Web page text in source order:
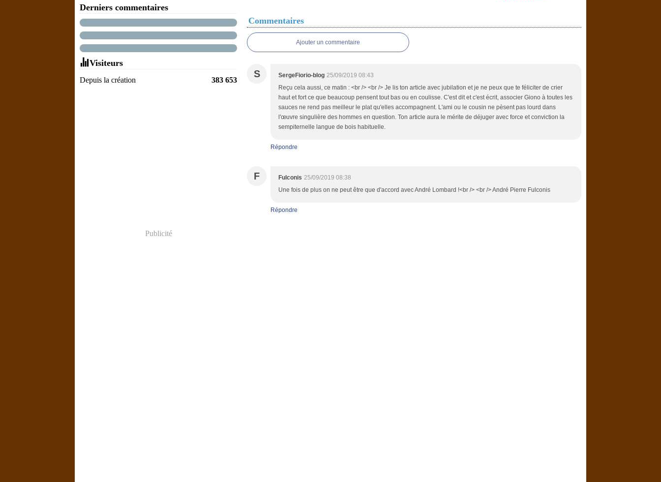
Derniers commentaires
Visiteurs
Depuis la création 383 653
Publicité
Commentaires
Ajouter un commentaire
S SergeFiorio-blog 25/09/2019 08:43
Reçu cela aussi, ce matin : <br /> <br /> Je lis ton article avec jubilation et je ne peux que te féliciter de crier
haut et fort ce que beaucoup pensent tout bas ou en coulisse. C'est dit et c'est écrit, associer Giono à toutes les
sauces ne rend pas meilleur le plat qu'elles accompagnent. L'ami ou le cousin ne pèsent pas lourd dans
l'œuvre singulière des hommes en question. Ton article aura le mérite de déjuger avec force et conviction la
sempiternelle langue de bois habituelle.
Répondre
F Fulconis 25/09/2019 08:38
Une fois de plus on ne peut être que d'accord avec André Lombard !<br /> <br /> André Pierre Fulconis
Répondre